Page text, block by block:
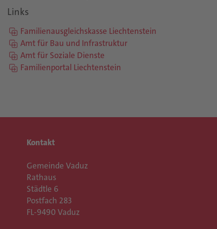
Links
Familienausgleichskasse Liechtenstein
Amt für Bau und Infrastruktur
Amt für Soziale Dienste
Familienportal Liechtenstein
Kontakt
Gemeinde Vaduz
Rathaus
Städtle 6
Postfach 283
FL-9490 Vaduz